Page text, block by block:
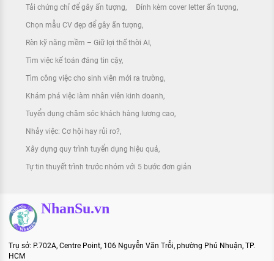
Tải chứng chỉ để gây ấn tượng Đính kèm cover letter ấn tượng
Chọn mẫu CV đẹp để gây ấn tượng
Rèn kỹ năng mềm – Giữ lợi thế thời AI
Tìm việc kế toán đáng tin cậy
Tìm công việc cho sinh viên mới ra trường
Khám phá việc làm nhân viên kinh doanh
Tuyển dụng chăm sóc khách hàng lương cao
Nhảy việc: Cơ hội hay rủi ro?
Xây dựng quy trình tuyển dụng hiệu quả
Tự tin thuyết trình trước nhóm với 5 bước đơn giản
NhanSu.vn
Trụ sở: P.702A, Centre Point, 106 Nguyễn Văn Trỗi, phường Phú Nhuận, TP.
HCM